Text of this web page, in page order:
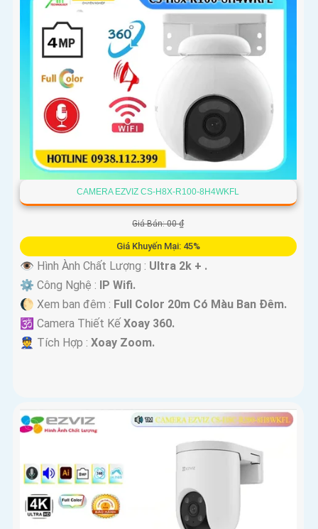
CAMERA EZVIZ CS-H8X-R100-8H4WKFL
Giá Bán: 00 ₫
Giá Khuyến Mại: 45%
👁 Hình Ành Chất Lượng : Ultra 2k + .
⚙ Công Nghệ : IP Wifi.
🌔 Xem ban đêm : Full Color 20m Có Màu Ban Ðêm.
🕉️ Camera Thiết Kế Xoay 360.
️👮 Tích Hợp : Xoay Zoom.